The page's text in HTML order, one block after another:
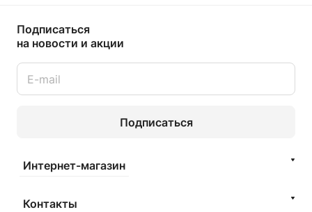
Подписаться
на новости и акции
Подписаться
Интернет-магазин
Контакты